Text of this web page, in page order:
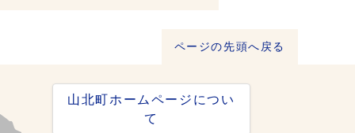
ページの先頭へ戻る
山北町ホームページについ
て